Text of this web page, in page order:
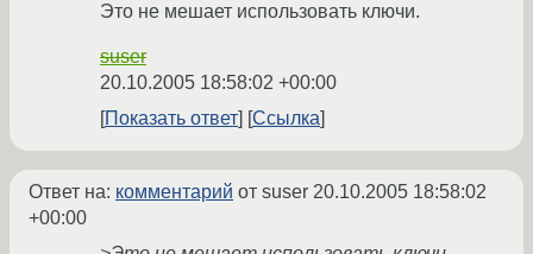
Это не мешает использовать ключи.
suser
20.10.2005 18:58:02 +00:00
Показать ответ
Ссылка
Ответ на: комментарий от suser 20.10.2005 18:58:02
+00:00